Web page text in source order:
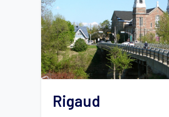
Rigaud